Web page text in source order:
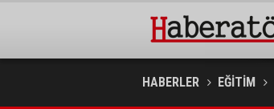
HABERLER EĞİTİM